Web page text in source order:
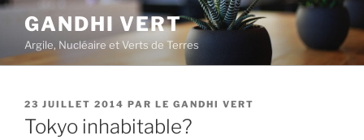
Aller
contenu
principal
GANDHI VERT
Argile, Nucléaire et Verts de Terres
PUBLIÉ
LE
23 JUILLET 2014 PAR LE GANDHI VERT
Tokyo inhabitable?